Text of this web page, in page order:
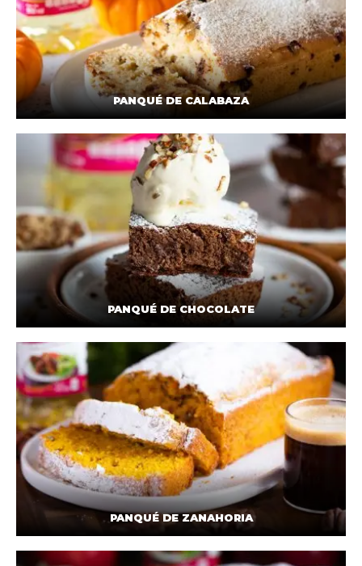
PANQUÉ DE CALABAZA
PANQUÉ DE CHOCOLATE
PANQUÉ DE ZANAHORIA